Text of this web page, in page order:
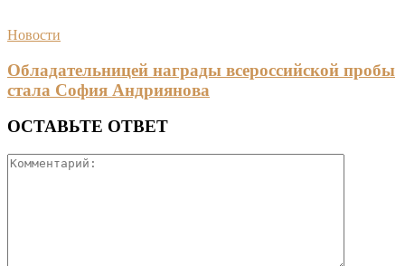
Новости
Обладательницей награды всероссийской пробы
стала София Андриянова
ОСТАВЬТЕ ОТВЕТ